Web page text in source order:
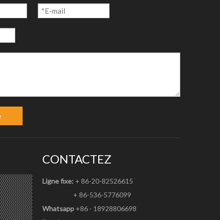
bobine
utilisé
CONTACTEZ
Ligne fixe: + 86-20-82526615
+ 86-536-5776099
Whatsapp +86 - 18928806698